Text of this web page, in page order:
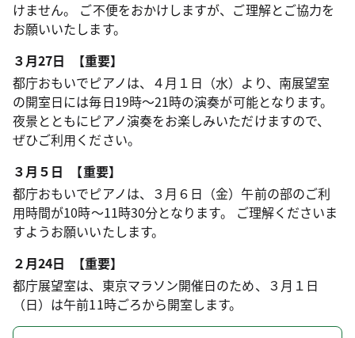
けません。 ご不便をおかけしますが、ご理解とご協力を
お願いいたします。
３月27日 【重要】
都庁おもいでピアノは、４月１日（水）より、南展望室
の開室日には毎日19時～21時の演奏が可能となります。
夜景とともにピアノ演奏をお楽しみいただけますので、
ぜひご利用ください。
３月５日 【重要】
都庁おもいでピアノは、３月６日（金）午前の部のご利
用時間が10時～11時30分となります。 ご理解くださいま
すようお願いいたします。
２月24日 【重要】
都庁展望室は、東京マラソン開催日のため、３月１日
（日）は午前11時ごろから開室します。